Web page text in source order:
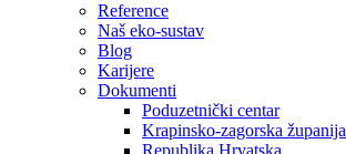
Reference
Naš eko-sustav
Blog
Karijere
Dokumenti
Poduzetnički centar
Krapinsko-zagorska županija
Republika Hrvatska